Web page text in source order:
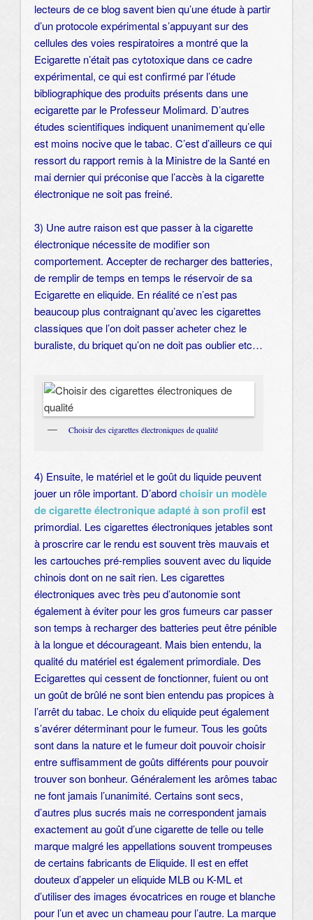
lecteurs de ce blog savent bien qu’une étude à partir
d’un protocole expérimental s’appuyant sur des
cellules des voies respiratoires a montré que la
Ecigarette n’était pas cytotoxique dans ce cadre
expérimental, ce qui est confirmé par l’étude
bibliographique des produits présents dans une
ecigarette par le Professeur Molimard. D’autres
études scientifiques indiquent unanimement qu’elle
est moins nocive que le tabac. C’est d’ailleurs ce qui
ressort du rapport remis à la Ministre de la Santé en
mai dernier qui préconise que l’accès à la cigarette
électronique ne soit pas freiné.
3) Une autre raison est que passer à la cigarette
électronique nécessite de modifier son
comportement. Accepter de recharger des batteries,
de remplir de temps en temps le réservoir de sa
Ecigarette en eliquide. En réalité ce n’est pas
beaucoup plus contraignant qu’avec les cigarettes
classiques que l’on doit passer acheter chez le
buraliste, du briquet qu’on ne doit pas oublier etc…
Choisir des cigarettes électroniques de qualité
4) Ensuite, le matériel et le goût du liquide peuvent
jouer un rôle important. D’abordchoisir un modèle
de cigarette électronique adapté à son profil est
primordial. Les cigarettes électroniques jetables sont
à proscrire car le rendu est souvent très mauvais et
les cartouches pré-remplies souvent avec du liquide
chinois dont on ne sait rien. Les cigarettes
électroniques avec très peu d’autonomie sont
également à éviter pour les gros fumeurs car passer
son temps à recharger des batteries peut être pénible
à la longue et décourageant. Mais bien entendu, la
qualité du matériel est également primordiale. Des
Ecigarettes qui cessent de fonctionner, fuient ou ont
un goût de brûlé ne sont bien entendu pas propices à
l’arrêt du tabac. Le choix du eliquide peut également
s’avérer déterminant pour le fumeur. Tous les goûts
sont dans la nature et le fumeur doit pouvoir choisir
entre suffisamment de goûts différents pour pouvoir
trouver son bonheur. Généralement les arômes tabac
ne font jamais l’unanimité. Certains sont secs,
d’autres plus sucrés mais ne correspondent jamais
exactement au goût d’une cigarette de telle ou telle
marque malgré les appellations souvent trompeuses
de certains fabricants de Eliquide. Il est en effet
douteux d’appeler un eliquide MLB ou K-ML et
d’utiliser des images évocatrices en rouge et blanche
pour l’un et avec un chameau pour l’autre. La marque